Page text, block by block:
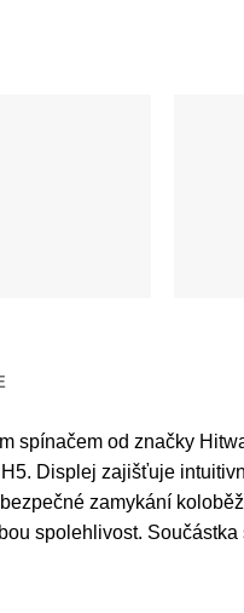
spínačem od značky
Displej zajišťuje
zamykání
spolehlivost.